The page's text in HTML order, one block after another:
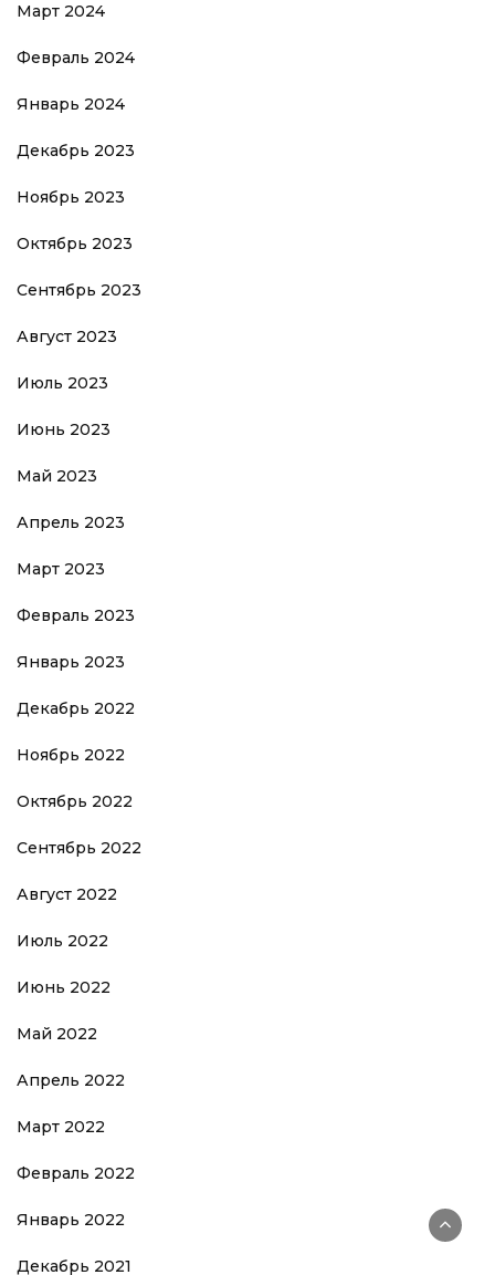
Март 2024
Февраль 2024
Январь 2024
Декабрь 2023
Ноябрь 2023
Октябрь 2023
Сентябрь 2023
Август 2023
Июль 2023
Июнь 2023
Май 2023
Апрель 2023
Март 2023
Февраль 2023
Январь 2023
Декабрь 2022
Ноябрь 2022
Октябрь 2022
Сентябрь 2022
Август 2022
Июль 2022
Июнь 2022
Май 2022
Апрель 2022
Март 2022
Февраль 2022
Январь 2022
Декабрь 2021